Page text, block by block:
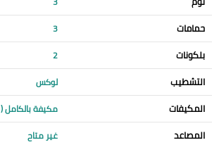
حمامات 3
بلكونات 2
التشطيب لوكس
المكيفات مكيفة بالكامل ( 4 )
المصاعد غير متاح